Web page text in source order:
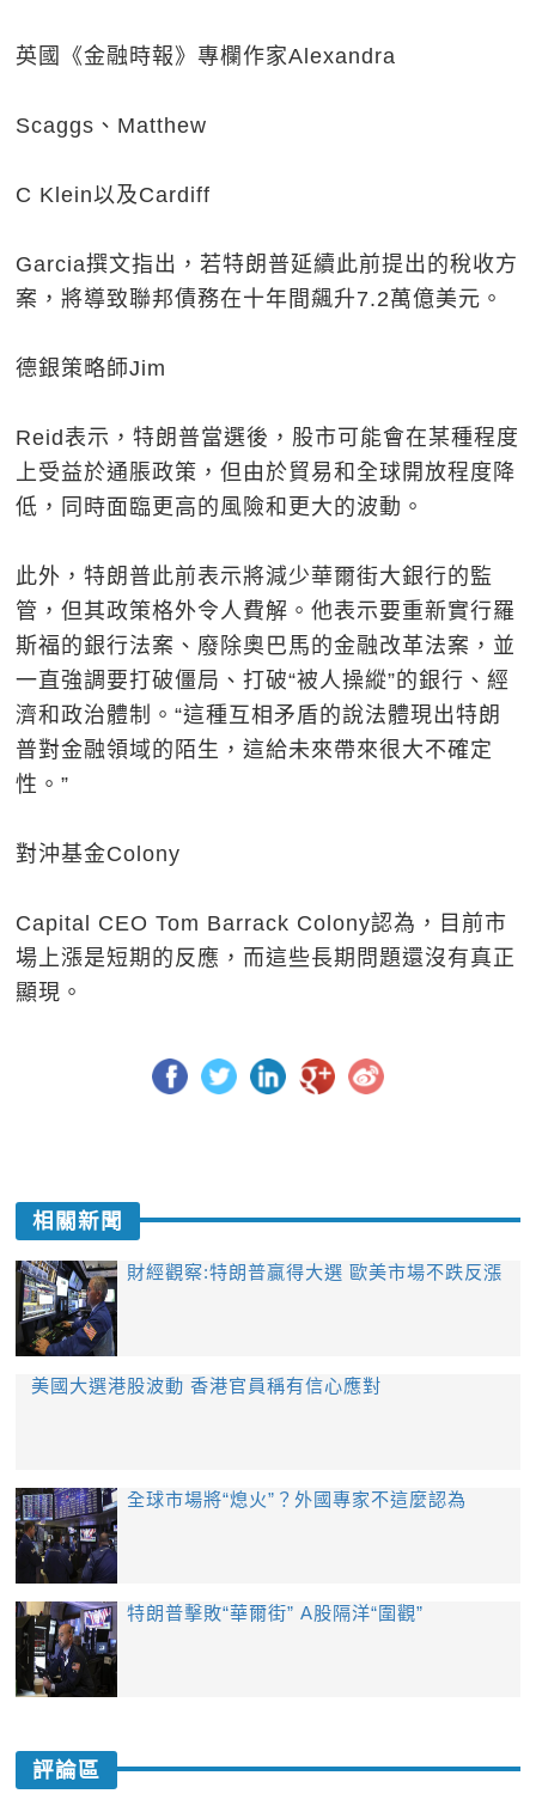
英國《金融時報》專欄作家Alexandra
Scaggs、Matthew
C Klein以及Cardiff
Garcia撰文指出，若特朗普延續此前提出的稅收方
案，將導致聯邦債務在十年間飆升7.2萬億美元。
德銀策略師Jim
Reid表示，特朗普當選後，股市可能會在某種程度
上受益於通脹政策，但由於貿易和全球開放程度降
低，同時面臨更高的風險和更大的波動。
此外，特朗普此前表示將減少華爾街大銀行的監
管，但其政策格外令人費解。他表示要重新實行羅
斯福的銀行法案、廢除奧巴馬的金融改革法案，並
一直強調要打破僵局、打破“被人操縱”的銀行、經
濟和政治體制。“這種互相矛盾的說法體現出特朗
普對金融領域的陌生，這給未來帶來很大不確定
性。”
對沖基金Colony
Capital CEO Tom Barrack Colony認為，目前市
場上漲是短期的反應，而這些長期問題還沒有真正
顯現。
相關新聞
財經觀察:特朗普贏得大選 歐美市場不跌反漲
美國大選港股波動 香港官員稱有信心應對
全球市場將“熄火”？外國專家不這麼認為
特朗普擊敗“華爾街” A股隔洋“圍觀”
評論區